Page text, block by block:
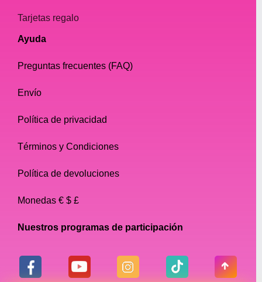
Tarjetas regalo
Ayuda
Preguntas frecuentes (FAQ)
Envío
Política de privacidad
Términos y Condiciones
Política de devoluciones
Monedas € $ £
Nuestros programas de participación